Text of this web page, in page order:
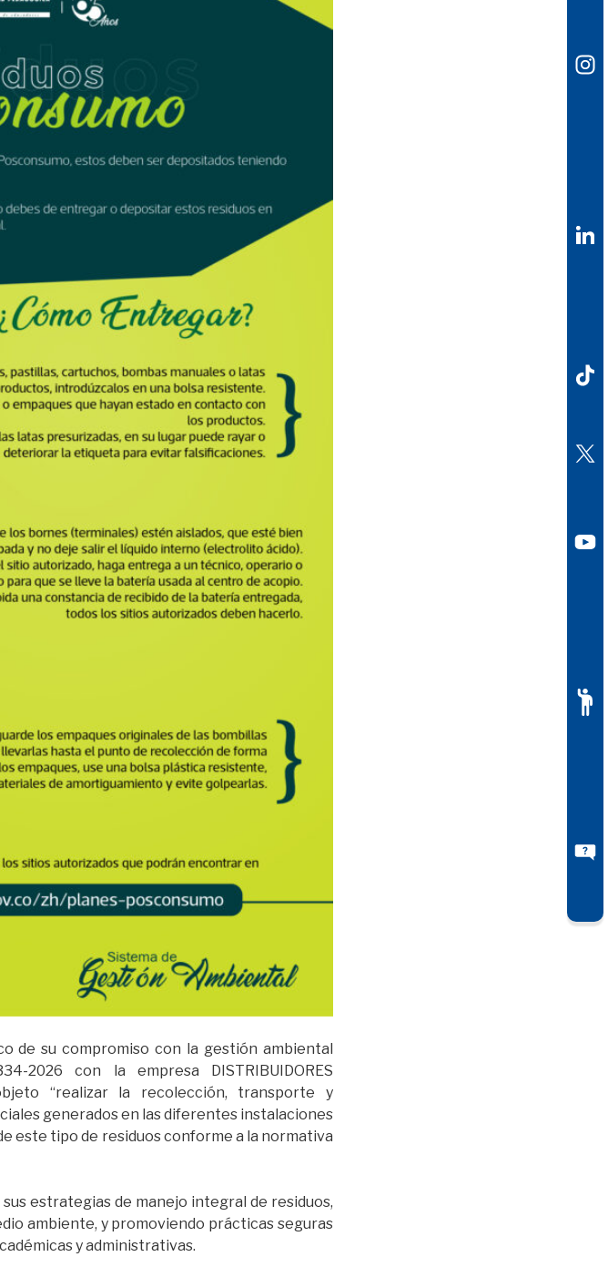
de su compromiso con la gestión ambiental
2026 con la empresa DISTRIBUIDORES
“realizar la recolección, transporte y
generados en las diferentes instalaciones
este tipo de residuos conforme a la normativa
estrategias de manejo integral de residuos,
ambiente, y promoviendo prácticas seguras
y administrativas.